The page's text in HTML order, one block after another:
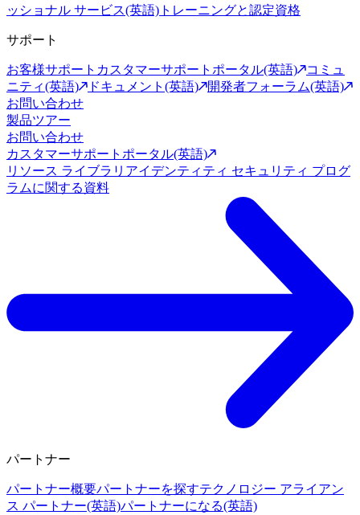
ッショナル サービス(英語) トレーニングと認定資格
サポート
お客様サポート カスタマーサポートポータル(英語)
コミュ
ニティ(英語)
ドキュメント(英語)
開発者フォーラム(英語)
お問い合わせ
製品ツアー
お問い合わせ
カスタマーサポートポータル(英語)
リソース ライブラリ アイデンティティ セキュリティ プログ
ラムに関する資料
パートナー
パートナー概要パートナーを探すテクノロジー アライアン
ス パートナー(英語)パートナーになる(英語)